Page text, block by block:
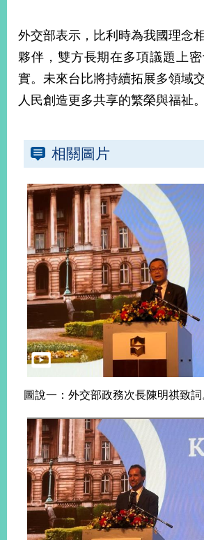
心
外
交
資
訊
國
與
地
際
傳
播
政
資
訊
公
民
服
務
部
關
外交部表示，比利時為我國理念
夥伴，雙方長期在多項議題上
實。未來台比將持續拓展多領域
人民創造更多共享的繁榮與福祉。
相關圖片
圖說一：外交部政務次長陳明祺致詞